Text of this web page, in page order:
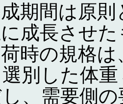
成期間は原
成長させ
荷時の規格
別した体
、需要側